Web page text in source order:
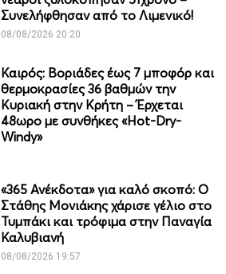
Συνελήφθησαν από το Λιμενικό!
08/08/2026 20:20
Καιρός: Βοριάδες έως 7 μποφόρ και
θερμοκρασίες 36 βαθμών την
Κυριακή στην Κρήτη – Έρχεται
48ωρο με συνθήκες «Hot-Dry-
Windy»
«365 Ανέκδοτα» για καλό σκοπό: Ο
Στάθης Μονιάκης χάρισε γέλιο στο
Τυμπάκι και τρόφιμα στην Παναγία
Καλυβιανή
08/08/2026 19:57